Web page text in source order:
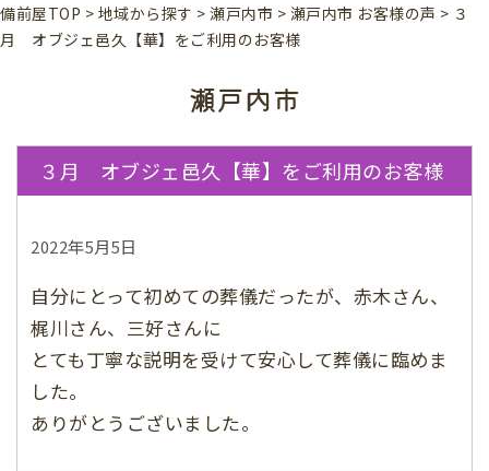
備前屋TOP > 地域から探す > 瀬戸内市 > 瀬戸内市 お客様の声 > ３
月 オブジェ邑久【華】をご利用のお客様
瀬戸内市
３月 オブジェ邑久【華】をご利用のお客様
2022年5月5日
自分にとって初めての葬儀だったが、赤木さん、
梶川さん、三好さんに
とても丁寧な説明を受けて安心して葬儀に臨めま
した。
ありがとうございました。